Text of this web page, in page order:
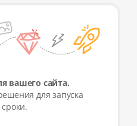
вашего сайта.
для запуска